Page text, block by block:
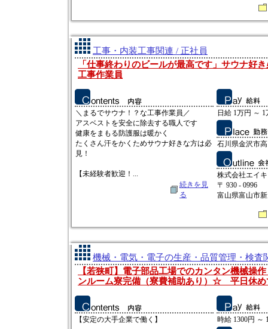
工事・内装工事関連 / 正社員
「仕事終わりのビールが最高です」サウナ好
工事作業員
＼まるでサウナ！？な工事作業員／
アスベストを安全に除去する職人です
健康をまもる防護服は暖かく
たくさん汗をかくためサウナ好きな方は必
見！
【未経験者歓迎！...
続きを見
る
日給 1万円 ～ 1
石川県金沢市
株式会社エイキ
〒 930 - 0996
富山県富山市
機械・電気・電子の生産・品質管理・検査
【若狭町】電子部品工場でのカンタン機械
ンルーム寮完備（寮費補助あり）☆ 平日休め
【安定の大手企業で働く】 時給 1300円 ～